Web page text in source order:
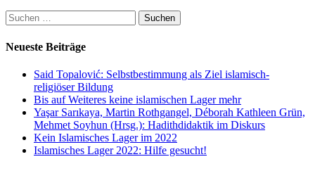
Suchen
nach:
Neueste Beiträge
Said Topalović: Selbstbestimmung als Ziel islamisch-
religiöser Bildung
Bis auf Weiteres keine islamischen Lager mehr
Yaşar Sarıkaya, Martin Rothgangel, Déborah Kathleen Grün,
Mehmet Soyhun (Hrsg.): Hadithdidaktik im Diskurs
Kein Islamisches Lager im 2022
Islamisches Lager 2022: Hilfe gesucht!